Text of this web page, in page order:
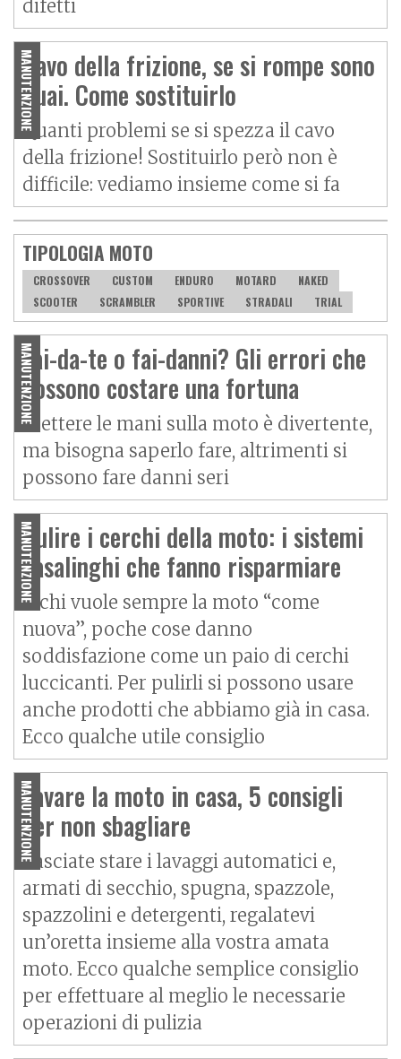
difetti
MANUTENZIONE
Cavo della frizione, se si rompe sono
guai. Come sostituirlo
Quanti problemi se si spezza il cavo
della frizione! Sostituirlo però non è
difficile: vediamo insieme come si fa
TIPOLOGIA MOTO
CROSSOVER CUSTOM ENDURO MOTARD
NAKED
SCOOTER
SCRAMBLER SPORTIVE STRADALI TRIAL
MANUTENZIONE
Fai-da-te o fai-danni? Gli errori che
possono costare una fortuna
Mettere le mani sulla moto è divertente,
ma bisogna saperlo fare, altrimenti si
possono fare danni seri
MANUTENZIONE
Pulire i cerchi della moto: i sistemi
casalinghi che fanno risparmiare
A chi vuole sempre la moto “come
nuova”, poche cose danno
soddisfazione come un paio di cerchi
luccicanti. Per pulirli si possono usare
anche prodotti che abbiamo già in casa.
Ecco qualche utile consiglio
MANUTENZIONE
Lavare la moto in casa, 5 consigli
per non sbagliare
Lasciate stare i lavaggi automatici e,
armati di secchio, spugna, spazzole,
spazzolini e detergenti, regalatevi
un’oretta insieme alla vostra amata
moto. Ecco qualche semplice consiglio
per effettuare al meglio le necessarie
operazioni di pulizia